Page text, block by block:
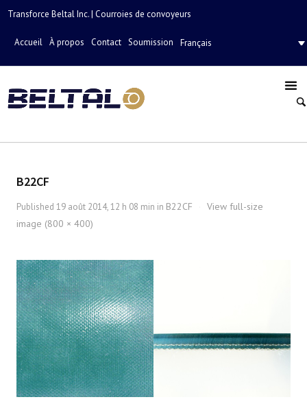
Transforce Beltal Inc. | Courroies de convoyeurs
Accueil À propos Contact Soumission Français
B22CF
Published 19 août 2014, 12 h 08 min in B22CF
View full-size
image (800 × 400)